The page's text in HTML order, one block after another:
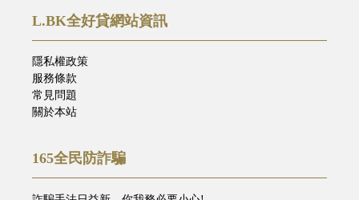
L.BK全好貸網站資訊
隱私權政策
服務條款
常見問題
關於本站
165全民防詐騙